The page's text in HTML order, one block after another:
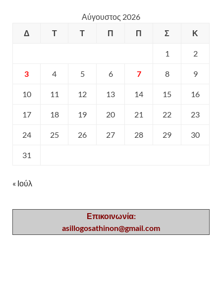
Αύγουστος 2026
Δ
Τ Τ Π Π Σ Κ
1 2
3 4 5 6 7 8 9
10 11 12 13 14 15 16
17 18 19 20 21 22 23
24 25 26 27 28 29 30
31
« Ιούλ
Επικοινωνία:
asillogosathinon@gmail.com